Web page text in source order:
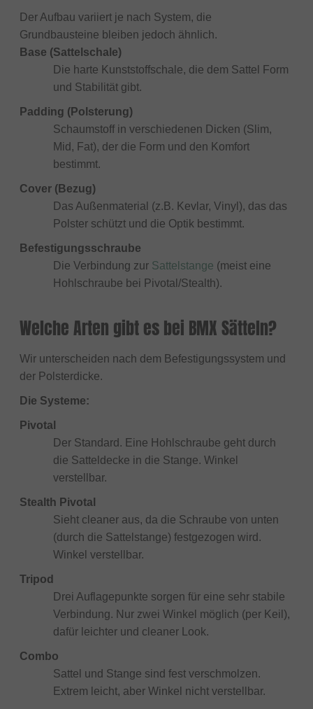
Der Aufbau variiert je nach System, die
Grundbausteine bleiben jedoch ähnlich.
Base (Sattelschale)
Die harte Kunststoffschale, die dem Sattel Form
und Stabilität gibt.
Padding (Polsterung)
Schaumstoff in verschiedenen Dicken (Slim,
Mid, Fat), der die Form und den Komfort
bestimmt.
Cover (Bezug)
Das Außenmaterial (z.B. Kevlar, Vinyl), das das
Polster schützt und die Optik bestimmt.
Befestigungsschraube
Die Verbindung zur Sattelstange (meist eine
Hohlschraube bei Pivotal/Stealth).
Welche Arten gibt es bei BMX Sätteln?
Wir unterscheiden nach dem Befestigungssystem und
der Polsterdicke.
Die Systeme:
Pivotal
Der Standard. Eine Hohlschraube geht durch
die Satteldecke in die Stange. Winkel
verstellbar.
Stealth Pivotal
Sieht cleaner aus, da die Schraube von unten
(durch die Sattelstange) festgezogen wird.
Winkel verstellbar.
Tripod
Drei Auflagepunkte sorgen für eine sehr stabile
Verbindung. Nur zwei Winkel möglich (per Keil),
dafür leichter und cleaner Look.
Combo
Sattel und Stange sind fest verschmolzen.
Extrem leicht, aber Winkel nicht verstellbar.